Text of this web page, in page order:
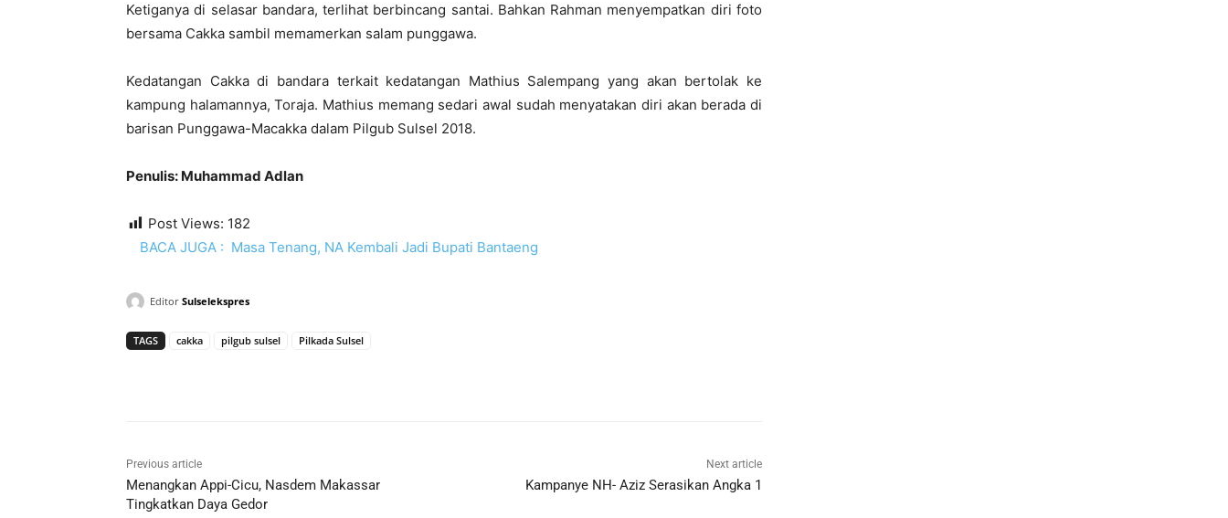
Ketiganya di selasar bandara, terlihat berbincang santai. Bahkan Rahman menyempatkan diri foto
bersama Cakka sambil memamerkan salam punggawa.
Kedatangan Cakka di bandara terkait kedatangan Mathius Salempang yang akan bertolak ke
kampung halamannya, Toraja. Mathius memang sedari awal sudah menyatakan diri akan berada di
barisan Punggawa-Macakka dalam Pilgub Sulsel 2018.
Penulis: Muhammad Adlan
Post Views: 182
BACA JUGA : Masa Tenang, NA Kembali Jadi Bupati Bantaeng
Editor Sulselekspres
TAGS cakka pilgub sulsel Pilkada Sulsel
Previous article
Menangkan Appi-Cicu, Nasdem Makassar
Tingkatkan Daya Gedor
Next article
Kampanye NH- Aziz Serasikan Angka 1